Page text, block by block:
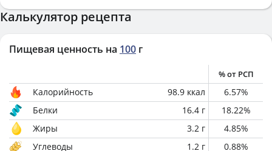
Калькулятор рецепта
Пищевая ценность на 100 г
% от РСП
Калорийность 98.9 ккал 6.57%
Белки
16.4 г 18.22%
Жиры
3.2 г 4.85%
Углеводы
1.2 г 0.88%